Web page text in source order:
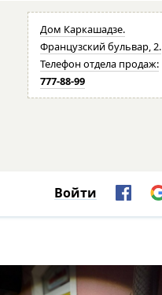
Дом Каркашадзе.
Французский бульвар, 2.
Телефон отдела продаж:
777-88-99
Войти